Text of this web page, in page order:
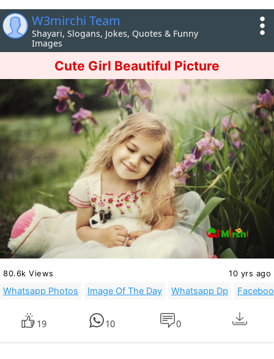
W3mirchi Team
Shayari, Slogans, Jokes, Quotes & Funny
Images
Cute Girl Beautiful Picture
80.6k Views 10 yrs ago
Whatsapp Photos Image Of The Day Whatsapp Dp
19 10 0